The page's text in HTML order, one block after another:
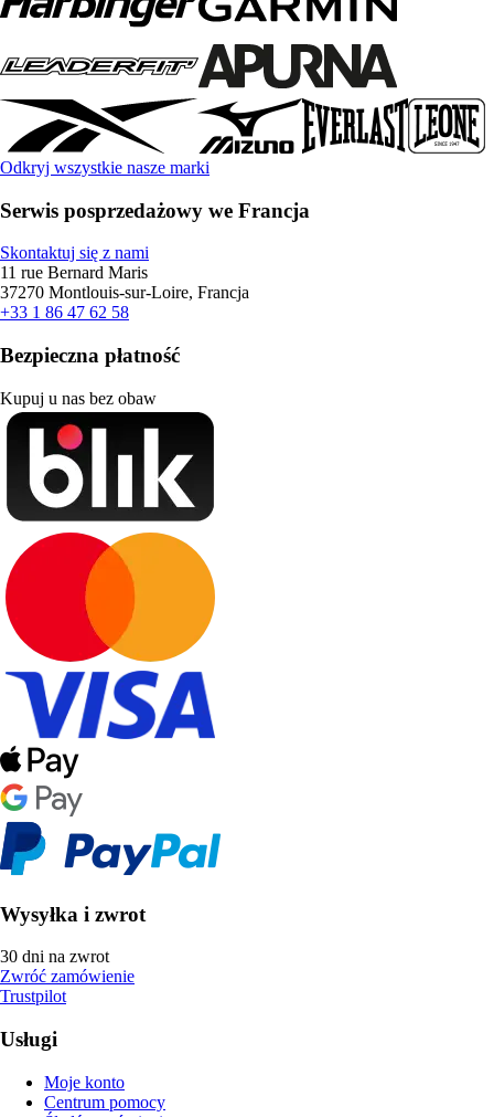
Odkryj wszystkie nasze marki
Serwis posprzedażowy we Francja
Skontaktuj się z nami
11 rue Bernard Maris
37270 Montlouis-sur-Loire, Francja
+33 1 86 47 62 58
Bezpieczna płatność
Kupuj u nas bez obaw
Wysyłka i zwrot
30 dni na zwrot
Zwróć zamówienie
Trustpilot
Usługi
Moje konto
Centrum pomocy